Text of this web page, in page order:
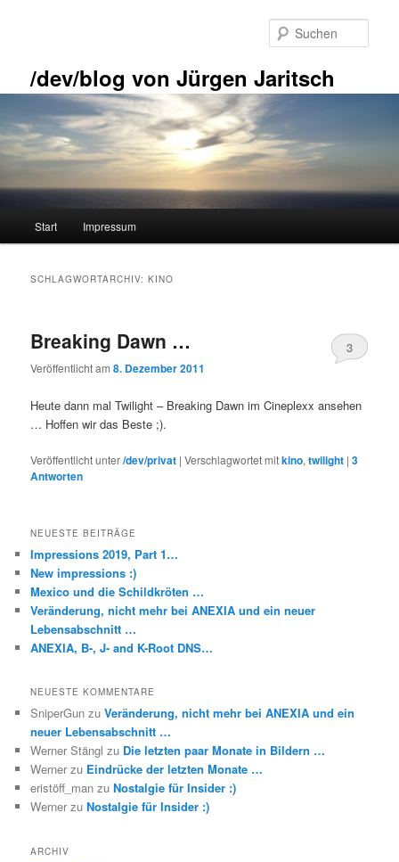
/dev/blog von Jürgen Jaritsch
Start Impressum
SCHLAGWORTARCHIV:KINO
Breaking Dawn …
Veröffentlicht am8. Dezember 2011
3
Heute dann mal Twilight – Breaking Dawn im Cineplexx ansehen
… Hoffen wir das Beste ;).
Veröffentlicht unter/dev/privat |Verschlagwortet mitkino,twilight |3
Antworten
NEUESTE BEITRÄGE
Impressions 2019, Part 1…
New impressions :)
Mexico und die Schildkröten …
Veränderung, nicht mehr bei ANEXIA und ein neuer
Lebensabschnitt …
ANEXIA, B-, J- and K-Root DNS…
NEUESTE KOMMENTARE
SniperGun zuVeränderung, nicht mehr bei ANEXIA und ein
neuer Lebensabschnitt …
Werner Stängl zu Die letzten paar Monate in Bildern …
Werner zu Eindrücke der letzten Monate …
eristöff_man zuNostalgie für Insider :)
Werner zuNostalgie für Insider :)
ARCHIV